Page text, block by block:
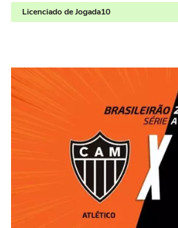
Licenciado de Jogada10